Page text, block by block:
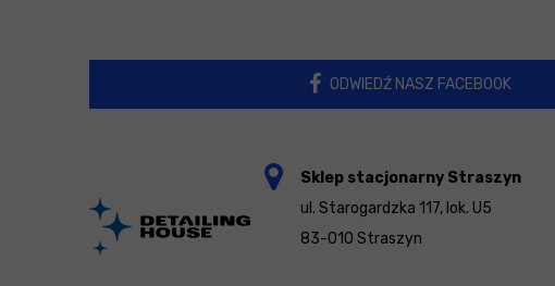
ODWIEDŹ NASZ FACEBOOK
Sklep stacjonarny Straszyn
ul. Starogardzka 117, lok. U5
83-010 Straszyn